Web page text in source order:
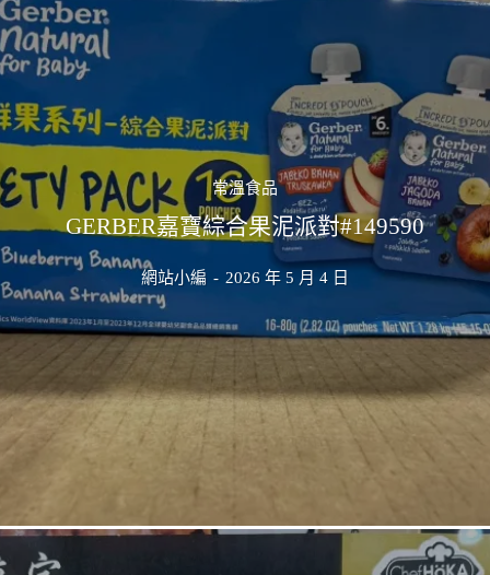
常溫食品
GERBER嘉寶綜合果泥派對#149590
網站小編 - 2026 年 5 月 4 日